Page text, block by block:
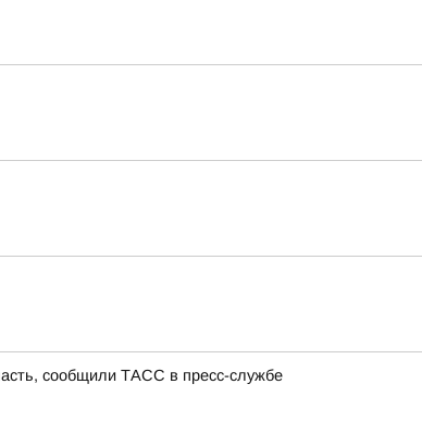
сообщили ТАСС в пресс-службе